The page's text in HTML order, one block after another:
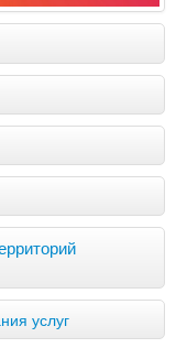
услуг